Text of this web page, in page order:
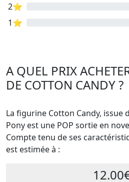
2⭐
1⭐
A QUEL PRIX
DE COTTON CANDY ?
La figurine Cotton Candy, issue
Pony est une POP sortie en
Compte tenu de ses
est estimée à :